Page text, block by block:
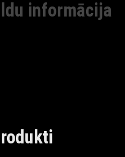
informācija